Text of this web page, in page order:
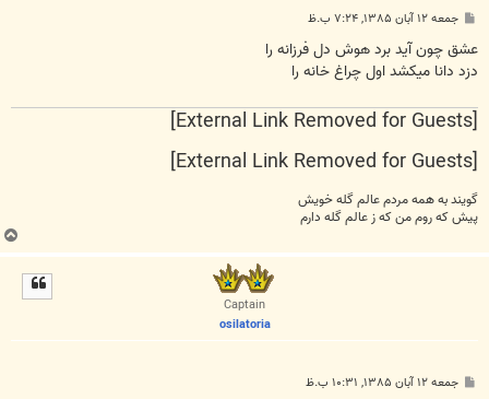
پ
ت
جمعه ۱۲ آبان ۱۳۸۵, ۷:۲۴ ب.ظ
عشق چون آيد برد هوش دل فرزانه را
دزد دانا ميکشد اول چراغ خانه را
گویند به همه مردم عالم گله خویش
پیش كه روم من كه ز عالم گله دارم
ب
ا
Captain
osilatoria
پ جمعه ۱۲ آبان ۱۳۸۵, ۱۰:۳۱ ب.ظ